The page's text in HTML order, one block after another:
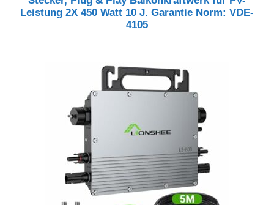
Leistung 2X 450 Watt 10 J. Garantie Norm: VDE-
4105